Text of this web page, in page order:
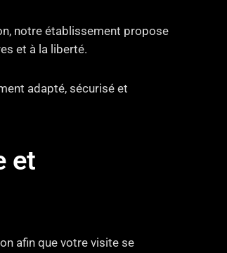
notre établissement propose
et à la liberté.
adapté, sécurisé et
et
afin que votre visite se